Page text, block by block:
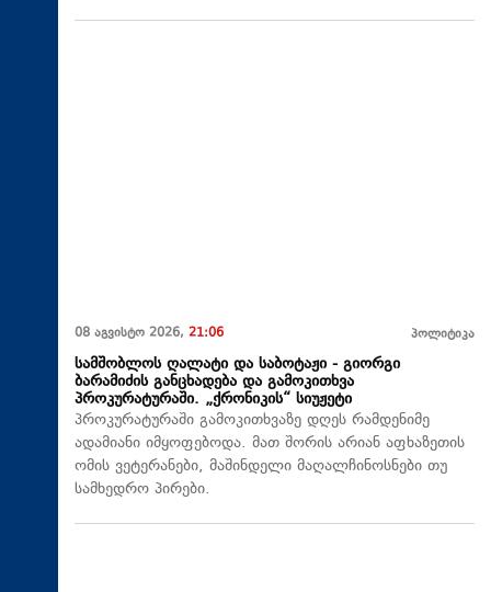
08 აგვისტო 2026, 21:06 პოლიტიკა
სამშობლოს ღალატი და საბოტაჟი - გიორგი
ბარამიძის განცხადება და გამოკითხვა
პროკურატურაში. „ქრონიკის“ სიუჟეტი
პროკურატურაში გამოკითხვაზე დღეს რამდენიმე
ადამიანი იმყოფებოდა. მათ შორის არიან აფხაზეთის
ომის ვეტერანები, მაშინდელი მაღალჩინოსნები თუ
სამხედრო პირები.